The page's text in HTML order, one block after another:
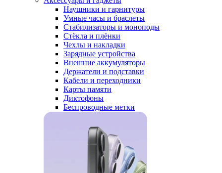
Наушники и гарнитуры
Умные часы и браслеты
Стабилизаторы и моноподы
Стёкла и плёнки
Чехлы и накладки
Зарядные устройства
Внешние аккумуляторы
Держатели и подставки
Кабели и переходники
Карты памяти
Диктофоны
Беспроводные метки